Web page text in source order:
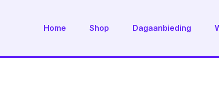
Home Shop Dagaanbieding